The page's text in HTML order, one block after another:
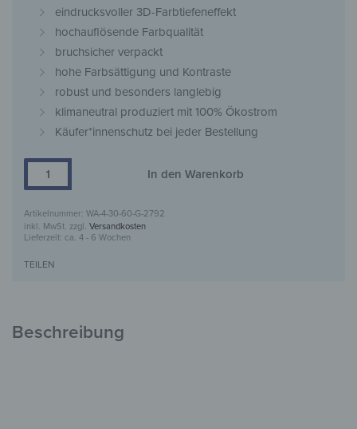
eindrucksvoller 3D-Farbtiefeneffekt
hochauflösende Farbqualität
bruchsicher verpackt
hohe Farbsättigung und Kontraste
robust und besonders langlebig
klimaneutral produziert mit 100% Ökostrom
Käufer*innenschutz bei jeder Bestellung
In den Warenkorb
WA-4-30-60-G-2792
inkl. MwSt. zzgl. Versandkosten
Lieferzeit: ca. 4 - 6 Wochen
TEILEN
Beschreibung